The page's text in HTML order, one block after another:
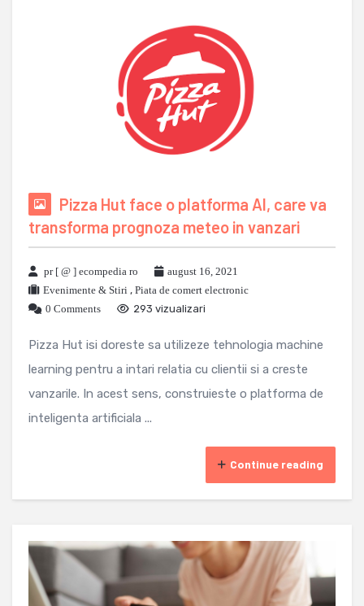
Pizza Hut face o platforma AI, care va
transforma prognoza meteo in vanzari
pr [ @ ] ecompedia ro
august 16, 2021
Evenimente & Stiri , Piata de comert electronic
0 Comments
293 vizualizari
Pizza Hut isi doreste sa utilizeze tehnologia machine
learning pentru a intari relatia cu clientii si a creste
vanzarile. In acest sens, construieste o platforma de
inteligenta artificiala ...
Continue reading